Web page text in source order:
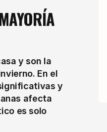
y son la
En el
y
afecta
es solo